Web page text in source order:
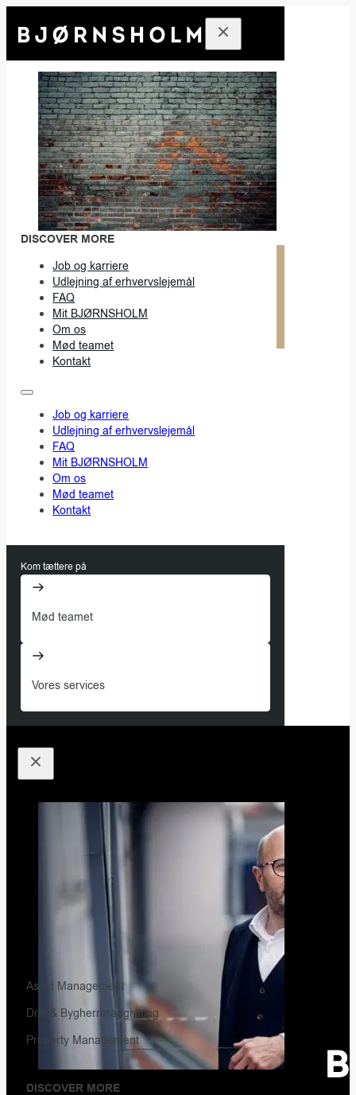
DISCOVER MORE
Job og karriere
Udlejning af erhvervslejemål
FAQ
Mit BJØRNSHOLM
Om os
Mød teamet
Kontakt
Job og karriere
Udlejning af erhvervslejemål
FAQ
Mit BJØRNSHOLM
Om os
Mød teamet
Kontakt
Kom tættere på
Mød teamet
Vores services
Asset Management
Drift & Bygherrerådgivning
Property Management
DISCOVER MORE